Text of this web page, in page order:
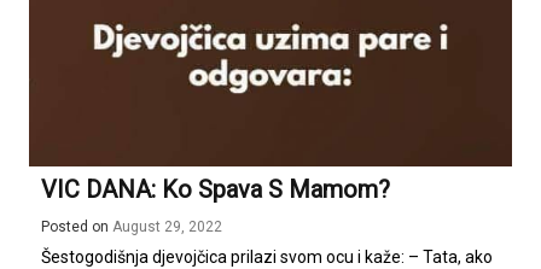
VIC DANA: Ko Spava S Mamom?
Posted on August 29, 2022
Šestogodišnja djevojčica prilazi svom ocu i kaže: – Tata, ako